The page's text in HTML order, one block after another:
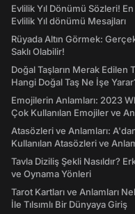
Evlilik Yıl Dönümü Sözleri!
Evlilik Yıl dönümü Mesajları
Rüyada Altın Görmek:
Saklı Olabilir!
Doğal Taşların Merak Edilen
Hangi Doğal Taş Ne İşe
Emojilerin Anlamları: 2023
Çok Kullanılan Emojiler ve
Atasözleri ve Anlamları:
Kullanılan Atasözleri ve
Tavla Diziliş Şekli Nasıldır?
ve Oynama Yönleri
Tarot Kartları ve Anlamları
İle Tılsımlı Bir Dünyaya Giriş